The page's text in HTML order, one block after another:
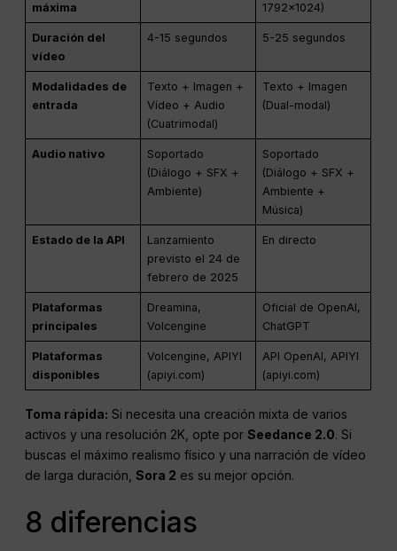
máxima
1792×1024)
Duración del
vídeo
4-15 segundos 5-25 segundos
Modalidades de
entrada
Texto + Imagen +
Vídeo + Audio
(Cuatrimodal)
Texto + Imagen
(Dual-modal)
Audio nativo
Soportado
(Diálogo + SFX +
Ambiente)
Soportado
(Diálogo + SFX +
Ambiente +
Música)
Estado de la API
Lanzamiento
previsto el 24 de
febrero de 2025
En directo
Plataformas
principales
Dreamina,
Volcengine
Oficial de OpenAI,
ChatGPT
Plataformas
disponibles
Volcengine, APIYI
(apiyi.com)
API OpenAI, APIYI
(apiyi.com)
Toma rápida: Si necesita una creación mixta de varios
activos y una resolución 2K, opte porSeedance 2.0. Si
buscas el máximo realismo físico y una narración de vídeo
de larga duración,Sora 2 es su mejor opción.
8 diferencias